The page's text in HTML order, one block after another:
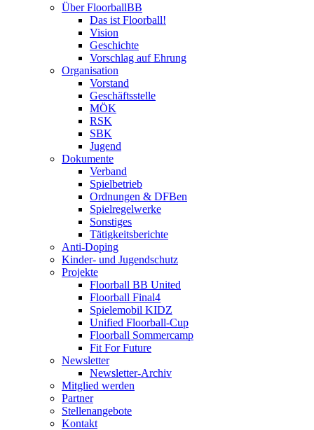
Über FloorballBB
Das ist Floorball!
Vision
Geschichte
Vorschlag auf Ehrung
Organisation
Vorstand
Geschäftsstelle
MÖK
RSK
SBK
Jugend
Dokumente
Verband
Spielbetrieb
Ordnungen & DFBen
Spielregelwerke
Sonstiges
Tätigkeitsberichte
Anti-Doping
Kinder- und Jugendschutz
Projekte
Floorball BB United
Floorball Final4
Spielemobil KIDZ
Unified Floorball-Cup
Floorball Sommercamp
Fit For Future
Newsletter
Newsletter-Archiv
Mitglied werden
Partner
Stellenangebote
Kontakt